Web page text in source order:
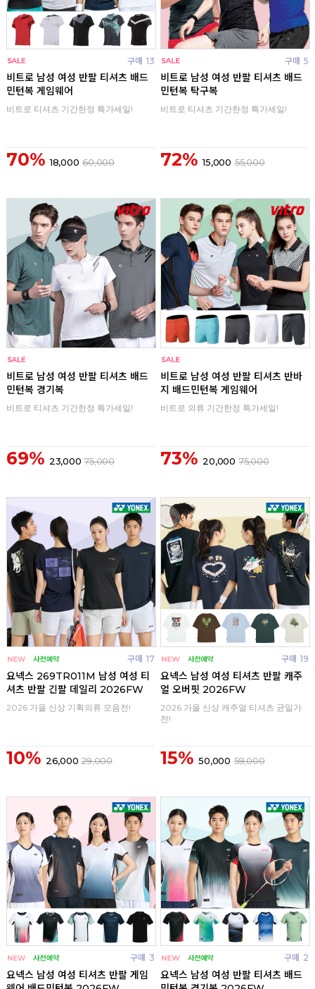
구매 13
비트로 남성 여성 반팔 티셔츠 배드
민턴복 게임웨어
비트로 티셔츠 기간한정 특가세일!
70% 18,000 60,000
구매 5
비트로 남성 여성 반팔 티셔츠 배드
민턴복 탁구복
비트로 티셔츠 기간한정 특가세일!
72% 15,000 55,000
비트로 남성 여성 반팔 티셔츠 배드
민턴복 경기복
비트로 티셔츠 기간한정 특가세일!
69% 23,000 75,000
비트로 남성 여성 반팔 티셔츠 반바
지 배드민턴복 게임웨어
비트로 의류 기간한정 특가세일!
73% 20,000 75,000
구매 17
요넥스 269TR011M 남성 여성 티
셔츠 반팔 긴팔 데일리 2026FW
2026 가을 신상 기획의류 모음전!
10% 26,000 29,000
구매 19
요넥스 남성 여성 티셔츠 반팔 캐주
얼 오버핏 2026FW
2026 가을 신상 캐주얼 티셔츠 균일가
전!
15% 50,000 59,000
구매 3
요넥스 남성 여성 티셔츠 반팔 게임
구매 2
요넥스 남성 여성 반팔 티셔츠 배드